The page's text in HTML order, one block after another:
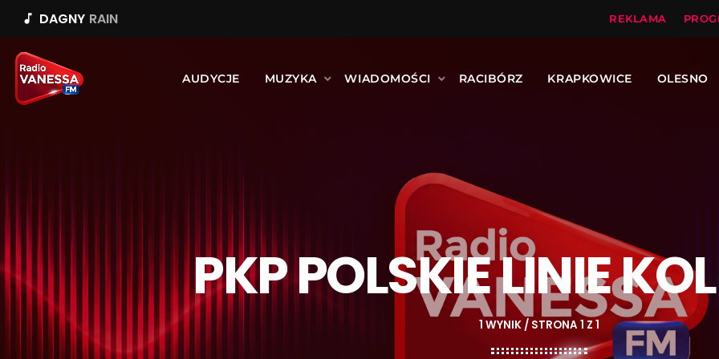
music_note DAGNY RAIN REKLAMA
AUDYCJE MUZYKA WIADOMOŚCI RACIBÓRZ KRAPKOWICE OLESNO
PKP POLSKIE LINIE
1 WYNIK / STRONA 1 Z 1